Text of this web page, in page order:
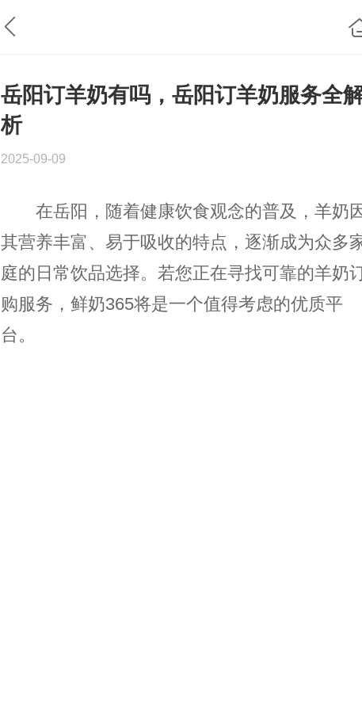
岳阳订羊奶有吗，岳阳订羊奶服务全
析
2025-09-09
在岳阳，随着健康饮食观念的普及，羊奶
其营养丰富、易于吸收的特点，逐渐成为众多
庭的日常饮品选择。若您正在寻找可靠的羊奶
购服务，鲜奶365将是一个值得考虑的优质平
台。